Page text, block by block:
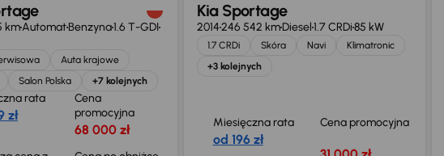
kmAutomatBenzyna1.6 T-GDI
Auta krajowe
Salon Polska
+7 kolejnych
rata
zł
Cena
promocyjna
68 000 zł
Kia Sportage
2014246 542 kmDiesel1.7 CRDi85 kW
1.7 CRDi Skóra Navi
Klimatronic
+3 kolejnych
Miesięczna rata
od 196 zł
Cena promocyjna